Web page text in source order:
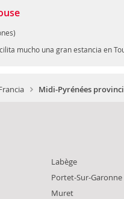
)
mucho una gran estancia en
Midi-Pyrénées
Labège
Portet-Sur-Garonne
Muret